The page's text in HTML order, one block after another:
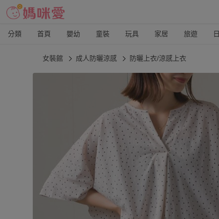
分類 首頁 嬰幼 童裝 玩具 家居 旅遊
女裝館 成人防曬涼感 防曬上衣/涼感上衣